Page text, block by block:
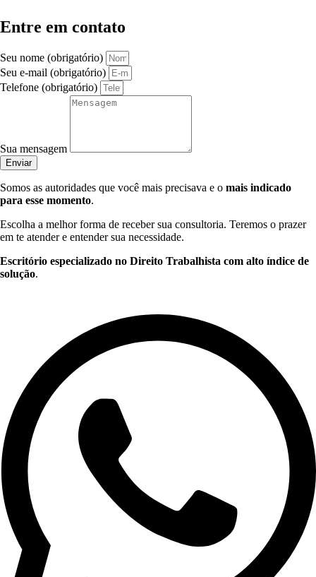
Entre em contato
Seu nome (obrigatório)
Seu e-mail (obrigatório)
Telefone (obrigatório)
Sua mensagem
Enviar
Somos as autoridades que você mais precisava e o mais indicado
para esse momento.
Escolha a melhor forma de receber sua consultoria. Teremos o prazer
em te atender e entender sua necessidade.
Escritório especializado no Direito Trabalhista com alto índice de
solução.